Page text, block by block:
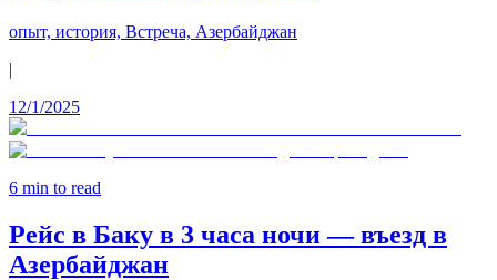
опыт, история, Встреча, Азербайджан
|
12/1/2025
6 min to read
Рейс в Баку в 3 часа ночи — въезд в
Азербайджан